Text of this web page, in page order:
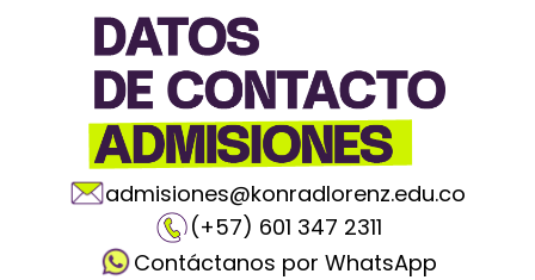
admisiones@konradlorenz.edu.co
(+57) 601 347 2311
Contáctanos por WhatsApp